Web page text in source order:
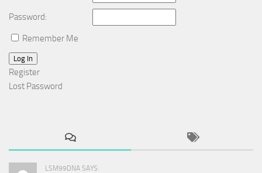
Password:
Remember Me
Log In
Register
Lost Password
LSM99DNA SAYS: